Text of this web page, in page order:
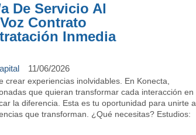
De Servicio Al
Contrato
Inmedia
11/06/2026
crear experiencias inolvidables. En Konecta,
que quieran transformar cada interacción en
la diferencia. Esta es tu oportunidad para unirte a
que transforman. ¿Qué necesitas? Estudios: